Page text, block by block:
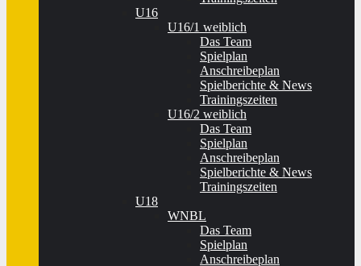
U16
U16/1 weiblich
Das Team
Spielplan
Anschreibeplan
Spielberichte & News
Trainingszeiten
U16/2 weiblich
Das Team
Spielplan
Anschreibeplan
Spielberichte & News
Trainingszeiten
U18
WNBL
Das Team
Spielplan
Anschreibeplan